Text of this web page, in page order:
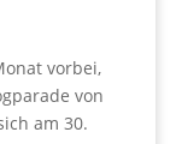
vorbei,
von
am 30.